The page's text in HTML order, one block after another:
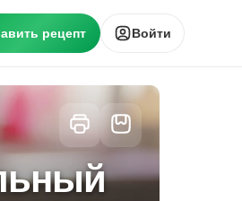
рецепт Войти